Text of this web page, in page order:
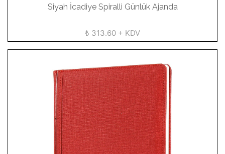
Siyah İcadiye Spiralli Günlük Ajanda
₺ 313.60 + KDV